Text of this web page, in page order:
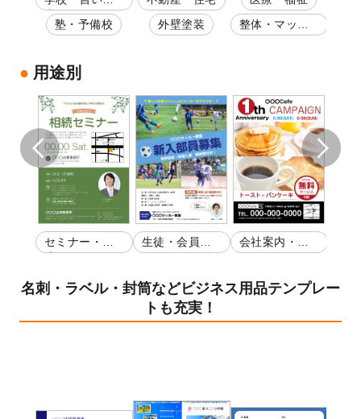
事・スクール
塾・予備校
外壁塗装
整体・マッサ
ージ
用途別
セミナー・講
演会
生徒・会員募
集
会社案内・店
舗紹介
名刺・ラベル・封筒などビジネス用品テンプレー
トも充実！